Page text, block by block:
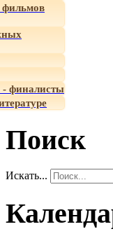
- финалисты
Поиск
Искать...